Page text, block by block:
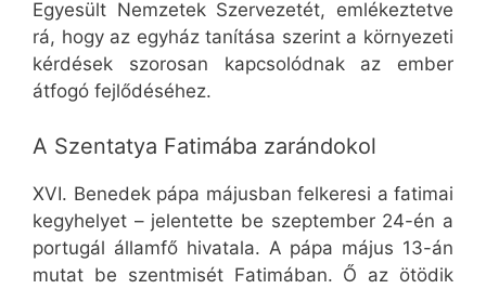
Egyesült Nemzetek Szervezetét, emlékeztetve
rá, hogy az egyház tanítása szerint a környezeti
kérdések szorosan kapcsolódnak az ember
átfogó fejlődéséhez.
A Szentatya Fatimába zarándokol
XVI. Benedek pápa májusban felkeresi a fatimai
kegyhelyet – jelentette be szeptember 24-én a
portugál államfő hivatala. A pápa május 13-án
mutat be szentmisét Fatimában. Ő az ötödik